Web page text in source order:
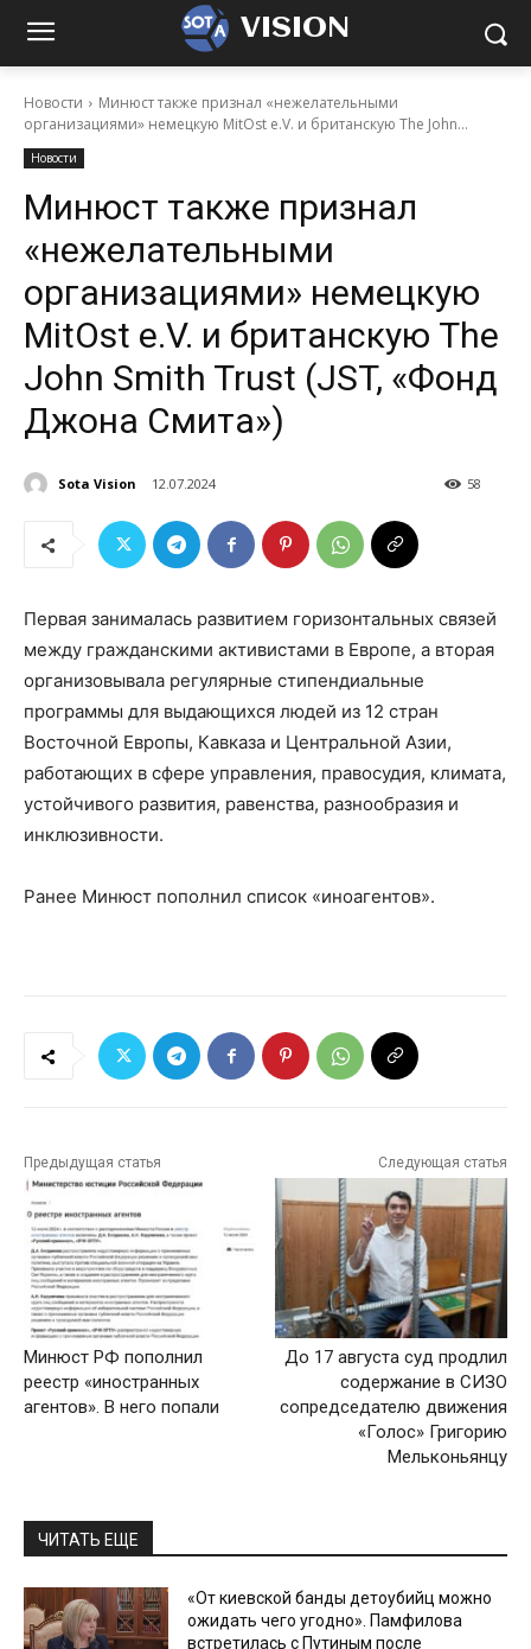
VISION
Новости
Минюст также признал «нежелательными
организациями» немецкую MitOst e.V. и британскую The John...
Новости
Минюст также признал
«нежелательными
организациями» немецкую
MitOst e.V. и британскую The
John Smith Trust (JST, «Фонд
Джона Смита»)
Sota Vision 12.07.2024 58
Первая занималась развитием горизонтальных связей
между гражданскими активистами в Европе, а вторая
организовывала регулярные стипендиальные
программы для выдающихся людей из 12 стран
Восточной Европы, Кавказа и Центральной Азии,
работающих в сфере управления, правосудия, климата,
устойчивого развития, равенства, разнообразия и
инклюзивности.
Ранее Минюст пополнил список «иноагентов».
Предыдущая статья
Минюст РФ пополнил
реестр «иностранных
агентов». В него попали
Следующая статья
До 17 августа суд продлил
содержание в СИЗО
сопредседателю движения
«Голос» Григорию
Мельконьянцу
ЧИТАТЬ ЕЩЕ
«От киевской банды детоубийц можно
ожидать чего угодно». Памфилова
встретилась с Путиным после